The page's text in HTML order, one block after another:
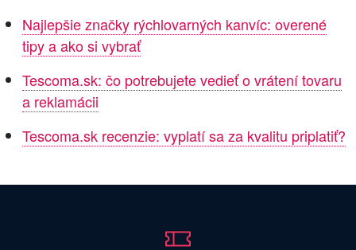
Najlepšie značky rýchlovarných kanvíc: overené
tipy a ako si vybrať
Tescoma.sk: čo potrebujete vedieť o vrátení tovaru
a reklamácii
Tescoma.sk recenzie: vyplatí sa za kvalitu priplatiť?